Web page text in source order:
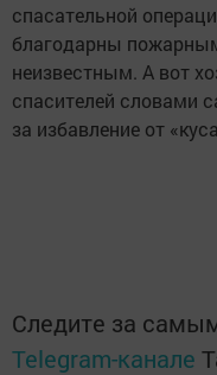
спасательной
благодарны
неизвестным. А вот
спасителей словами
за избавление от
Следите за
Telegram-канале